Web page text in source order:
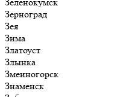
Зерноград
Зея
Зима
Златоуст
Злынка
Змеиногорск
Знаменск